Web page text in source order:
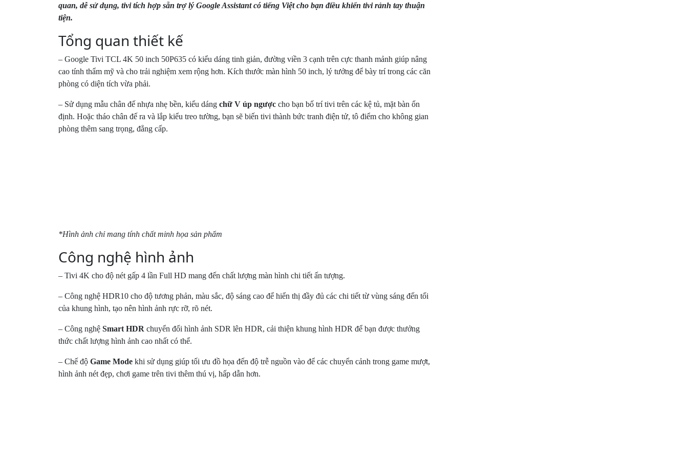
quan, dễ sử dụng, tivi tích hợp sẵn trợ lý Google Assistant có tiếng Việt cho bạn điều khiển tivi rảnh tay thuận
tiện.
Tổng quan thiết kế
– Google Tivi TCL 4K 50 inch 50P635 có kiểu dáng tinh giản, đường viền 3 cạnh trên cực thanh mảnh giúp nâng
cao tính thẩm mỹ và cho trải nghiệm xem rộng hơn. Kích thước màn hình 50 inch, lý tưởng để bày trí trong các căn
phòng có diện tích vừa phải.
– Sử dụng mẫu chân đế nhựa nhẹ bền, kiểu dáng chữ V úp ngược cho bạn bố trí tivi trên các kệ tủ, mặt bàn ổn
định. Hoặc tháo chân đế ra và lắp kiểu treo tường, bạn sẽ biến tivi thành bức tranh điện tử, tô điểm cho không gian
phòng thêm sang trọng, đẳng cấp.
*Hình ảnh chỉ mang tính chất minh họa sản phẩm